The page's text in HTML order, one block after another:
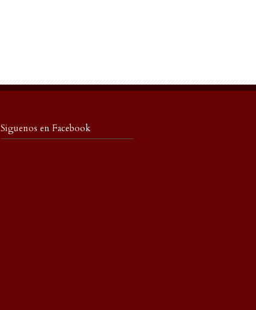
Siguenos en Facebook